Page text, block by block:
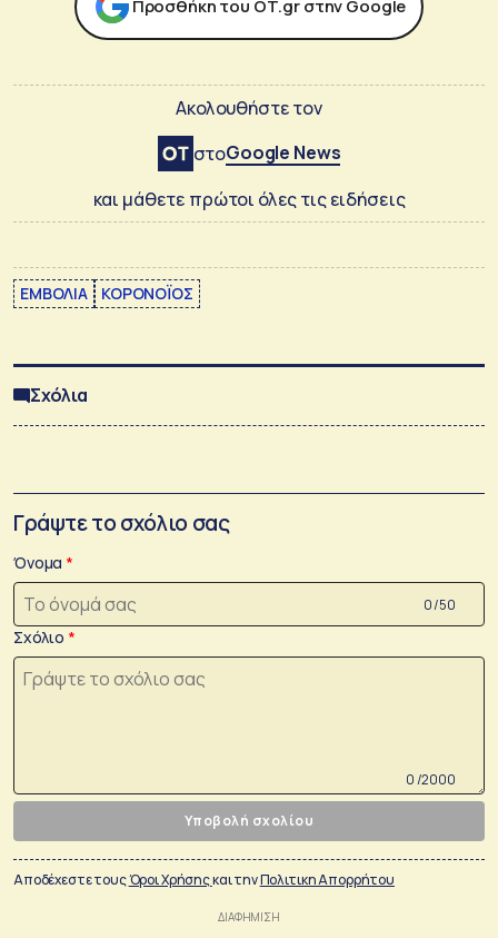
Προσθήκη του ΟΤ.gr στην Google
Ακολουθήστε τον
στοGoogle News
και μάθετε πρώτοι όλες τις ειδήσεις
ΕΜΒΟΛΙΑ ΚΟΡΟΝΟΪΟΣ
Σχόλια
Γράψτε το σχόλιο σας
Όνομα
0 /50
Σχόλιο
0 /2000
Υποβολή σχολίου
Αποδέχεστε τουςΌροι Χρήσηςκαι τηνΠολιτικη Απορρήτου